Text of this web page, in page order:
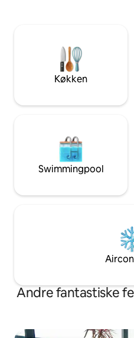
komfort, raffinement og en
førsteklasses beliggenhed
restauranter, butikker og de
turistattraktioner.
Køkken
Swimmingpool
Andre fantastiske